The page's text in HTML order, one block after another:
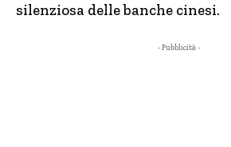
silenziosa delle banche cinesi.
- Pubblicità -